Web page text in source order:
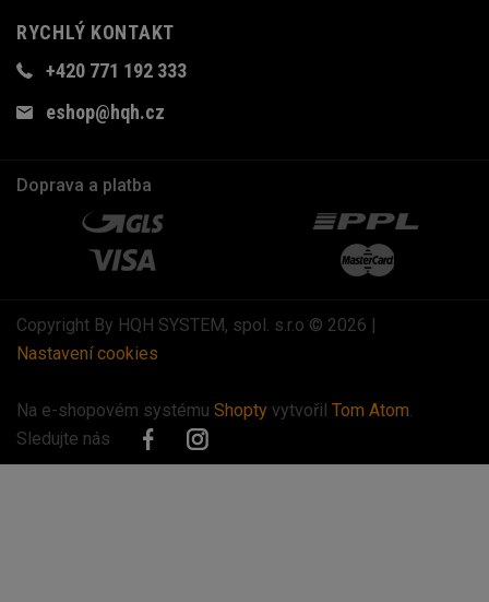
RYCHLÝ KONTAKT
+420 771 192 333
eshop@hqh.cz
Doprava a platba
Copyright By HQH SYSTEM, spol. s.r.o © 2026 |
Nastavení cookies
Na e-shopovém systému Shopty vytvořil Tom Atom.
Sledujte nás